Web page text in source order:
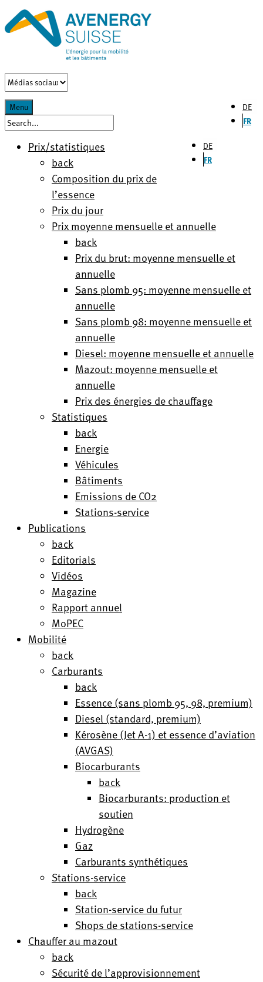
DE
FR
Menu
DE
FR
Prix/statistiques
back
Composition du prix de
l’essence
Prix du jour
Prix moyenne mensuelle et annuelle
back
Prix du brut: moyenne mensuelle et
annuelle
Sans plomb 95: moyenne mensuelle et
annuelle
Sans plomb 98: moyenne mensuelle et
annuelle
Diesel: moyenne mensuelle et annuelle
Mazout: moyenne mensuelle et
annuelle
Prix des énergies de chauffage
Statistiques
back
Energie
Véhicules
Bâtiments
Emissions de CO2
Stations-service
Publications
back
Editorials
Vidéos
Magazine
Rapport annuel
MoPEC
Mobilité
back
Carburants
back
Essence (sans plomb 95, 98, premium)
Diesel (standard, premium)
Kérosène (Jet A-1) et essence d’aviation
(AVGAS)
Biocarburants
back
Biocarburants: production et
soutien
Hydrogène
Gaz
Carburants synthétiques
Stations-service
back
Station-service du futur
Shops de stations-service
Chauffer au mazout
back
Sécurité de l’approvisionnement